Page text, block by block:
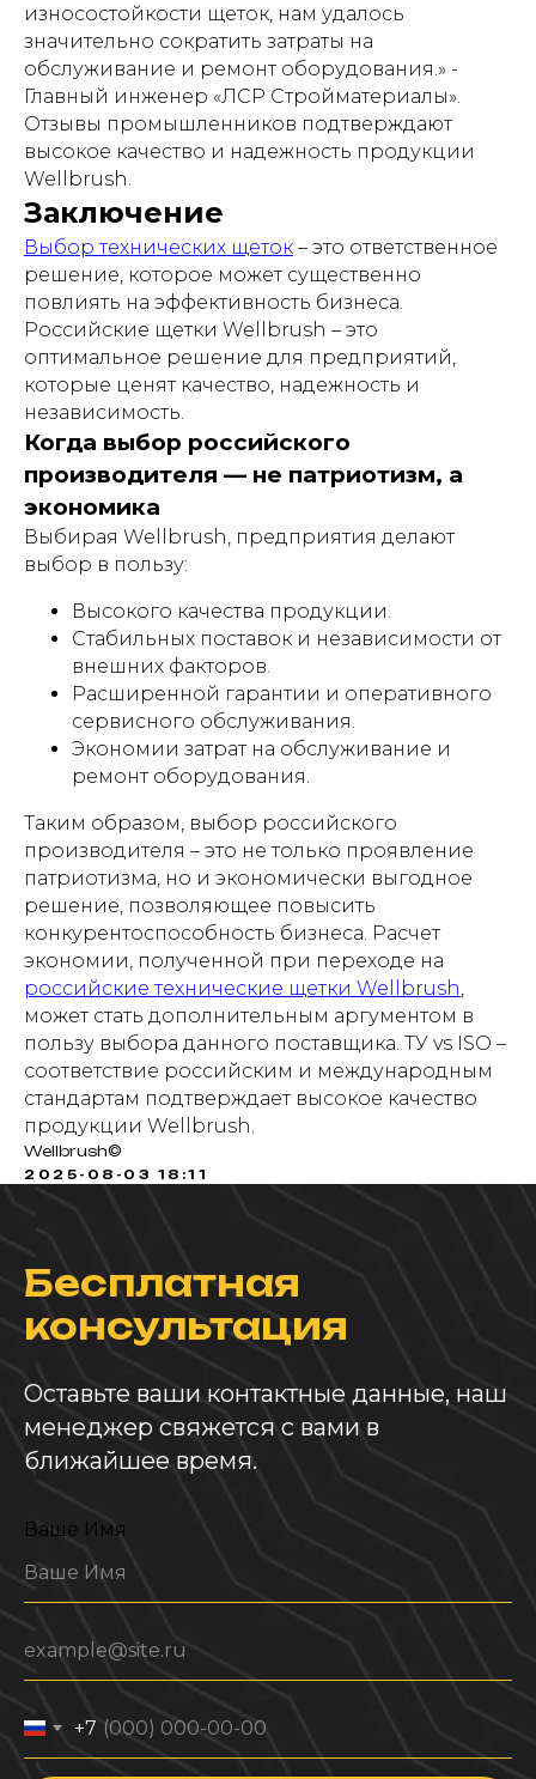
износостойкости щеток, нам удалось
значительно сократить затраты на
обслуживание и ремонт оборудования.» -
Главный инженер «ЛСР Стройматериалы».
Отзывы промышленников подтверждают
высокое качество и надежность продукции
Wellbrush.
Заключение
Выбор технических щеток – это ответственное
решение, которое может существенно
повлиять на эффективность бизнеса.
Российские щетки Wellbrush – это
оптимальное решение для предприятий,
которые ценят качество, надежность и
независимость.
Когда выбор российского
производителя — не патриотизм, а
экономика
Выбирая Wellbrush, предприятия делают
выбор в пользу:
Высокого качества продукции.
Стабильных поставок и независимости от
внешних факторов.
Расширенной гарантии и оперативного
сервисного обслуживания.
Экономии затрат на обслуживание и
ремонт оборудования.
Таким образом, выбор российского
производителя – это не только проявление
патриотизма, но и экономически выгодное
решение, позволяющее повысить
конкурентоспособность бизнеса. Расчет
экономии, полученной при переходе на
российские технические щетки Wellbrush,
может стать дополнительным аргументом в
пользу выбора данного поставщика. ТУ vs ISO –
соответствие российским и международным
стандартам подтверждает высокое качество
продукции Wellbrush.
Wellbrush©
2025-08-03 18:11
Бесплатная
консультация
Оставьте ваши контактные данные, наш
менеджер свяжется с вами в
ближайшее время.
Ваше Имя
+7